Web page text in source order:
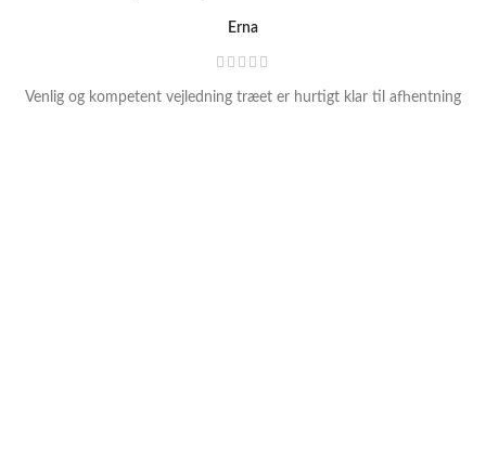
Erna
Venlig og kompetent vejledning træet er hurtigt klar til afhentning